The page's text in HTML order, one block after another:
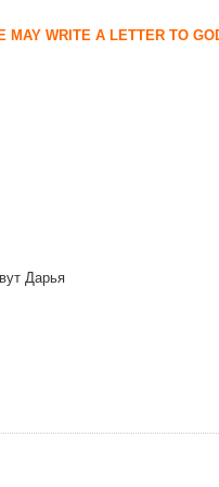
MAY WRITE A LETTER TO
Дарья